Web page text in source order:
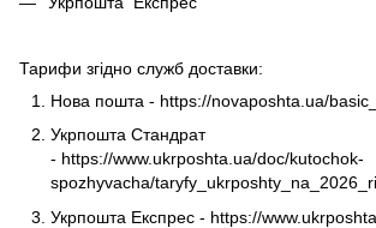
Тарифи згідно служб доставки:
Нова пошта - https://novaposhta.ua/
Укрпошта Стандрат
- https://www.ukrposhta.ua/doc/kutochok-
spozhyvacha/
Укрпошта Експрес - https://